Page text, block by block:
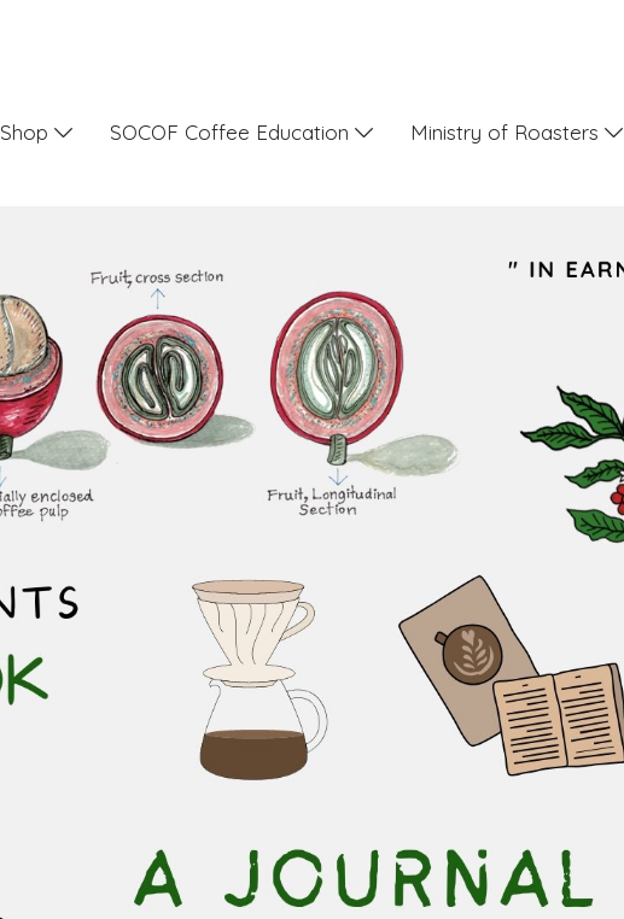
Shop SOCOF Coffee Education Ministry of Roasters